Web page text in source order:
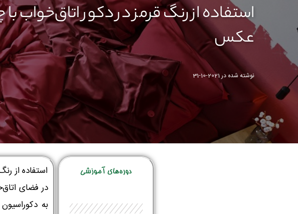
استفاده از رنگ قرمز در دکور اتاق‌خواب
عکس
نوشته شده در 2021-10-31
استفاده از
در فضای
به
دوره‌‌های آموزشی